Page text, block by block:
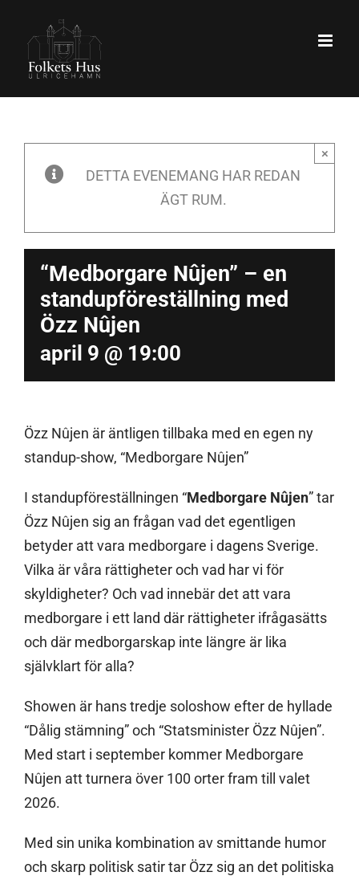
innehållet
DETTA EVENEMANG HAR REDAN
ÄGT RUM.
×
“Medborgare Nûjen” – en
standupföreställning med
Özz Nûjen
april 9 @ 19:00
Özz Nûjen är äntligen tillbaka med en egen ny
standup-show, “Medborgare Nûjen”
I standupföreställningen “Medborgare Nûjen” tar
Özz Nûjen sig an frågan vad det egentligen
betyder att vara medborgare i dagens Sverige.
Vilka är våra rättigheter och vad har vi för
skyldigheter? Och vad innebär det att vara
medborgare i ett land där rättigheter ifrågasätts
och där medborgarskap inte längre är lika
självklart för alla?
Showen är hans tredje soloshow efter de hyllade
“Dålig stämning” och “Statsminister Özz Nûjen”.
Med start i september kommer Medborgare
Nûjen att turnera över 100 orter fram till valet
2026.
Med sin unika kombination av smittande humor
och skarp politisk satir tar Özz sig an det politiska